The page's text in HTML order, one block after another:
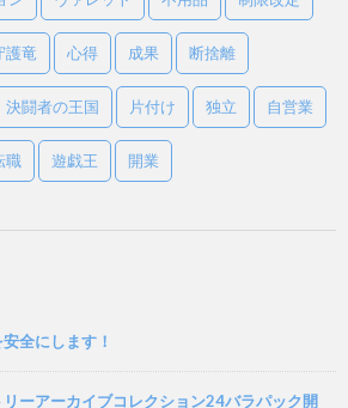
護竜 心得 成果 断捨離
決闘者の王国 片付け 独立 自営業
職 遊戯王 開業
全にします！
リーアーカイブコレクション24バラパック開